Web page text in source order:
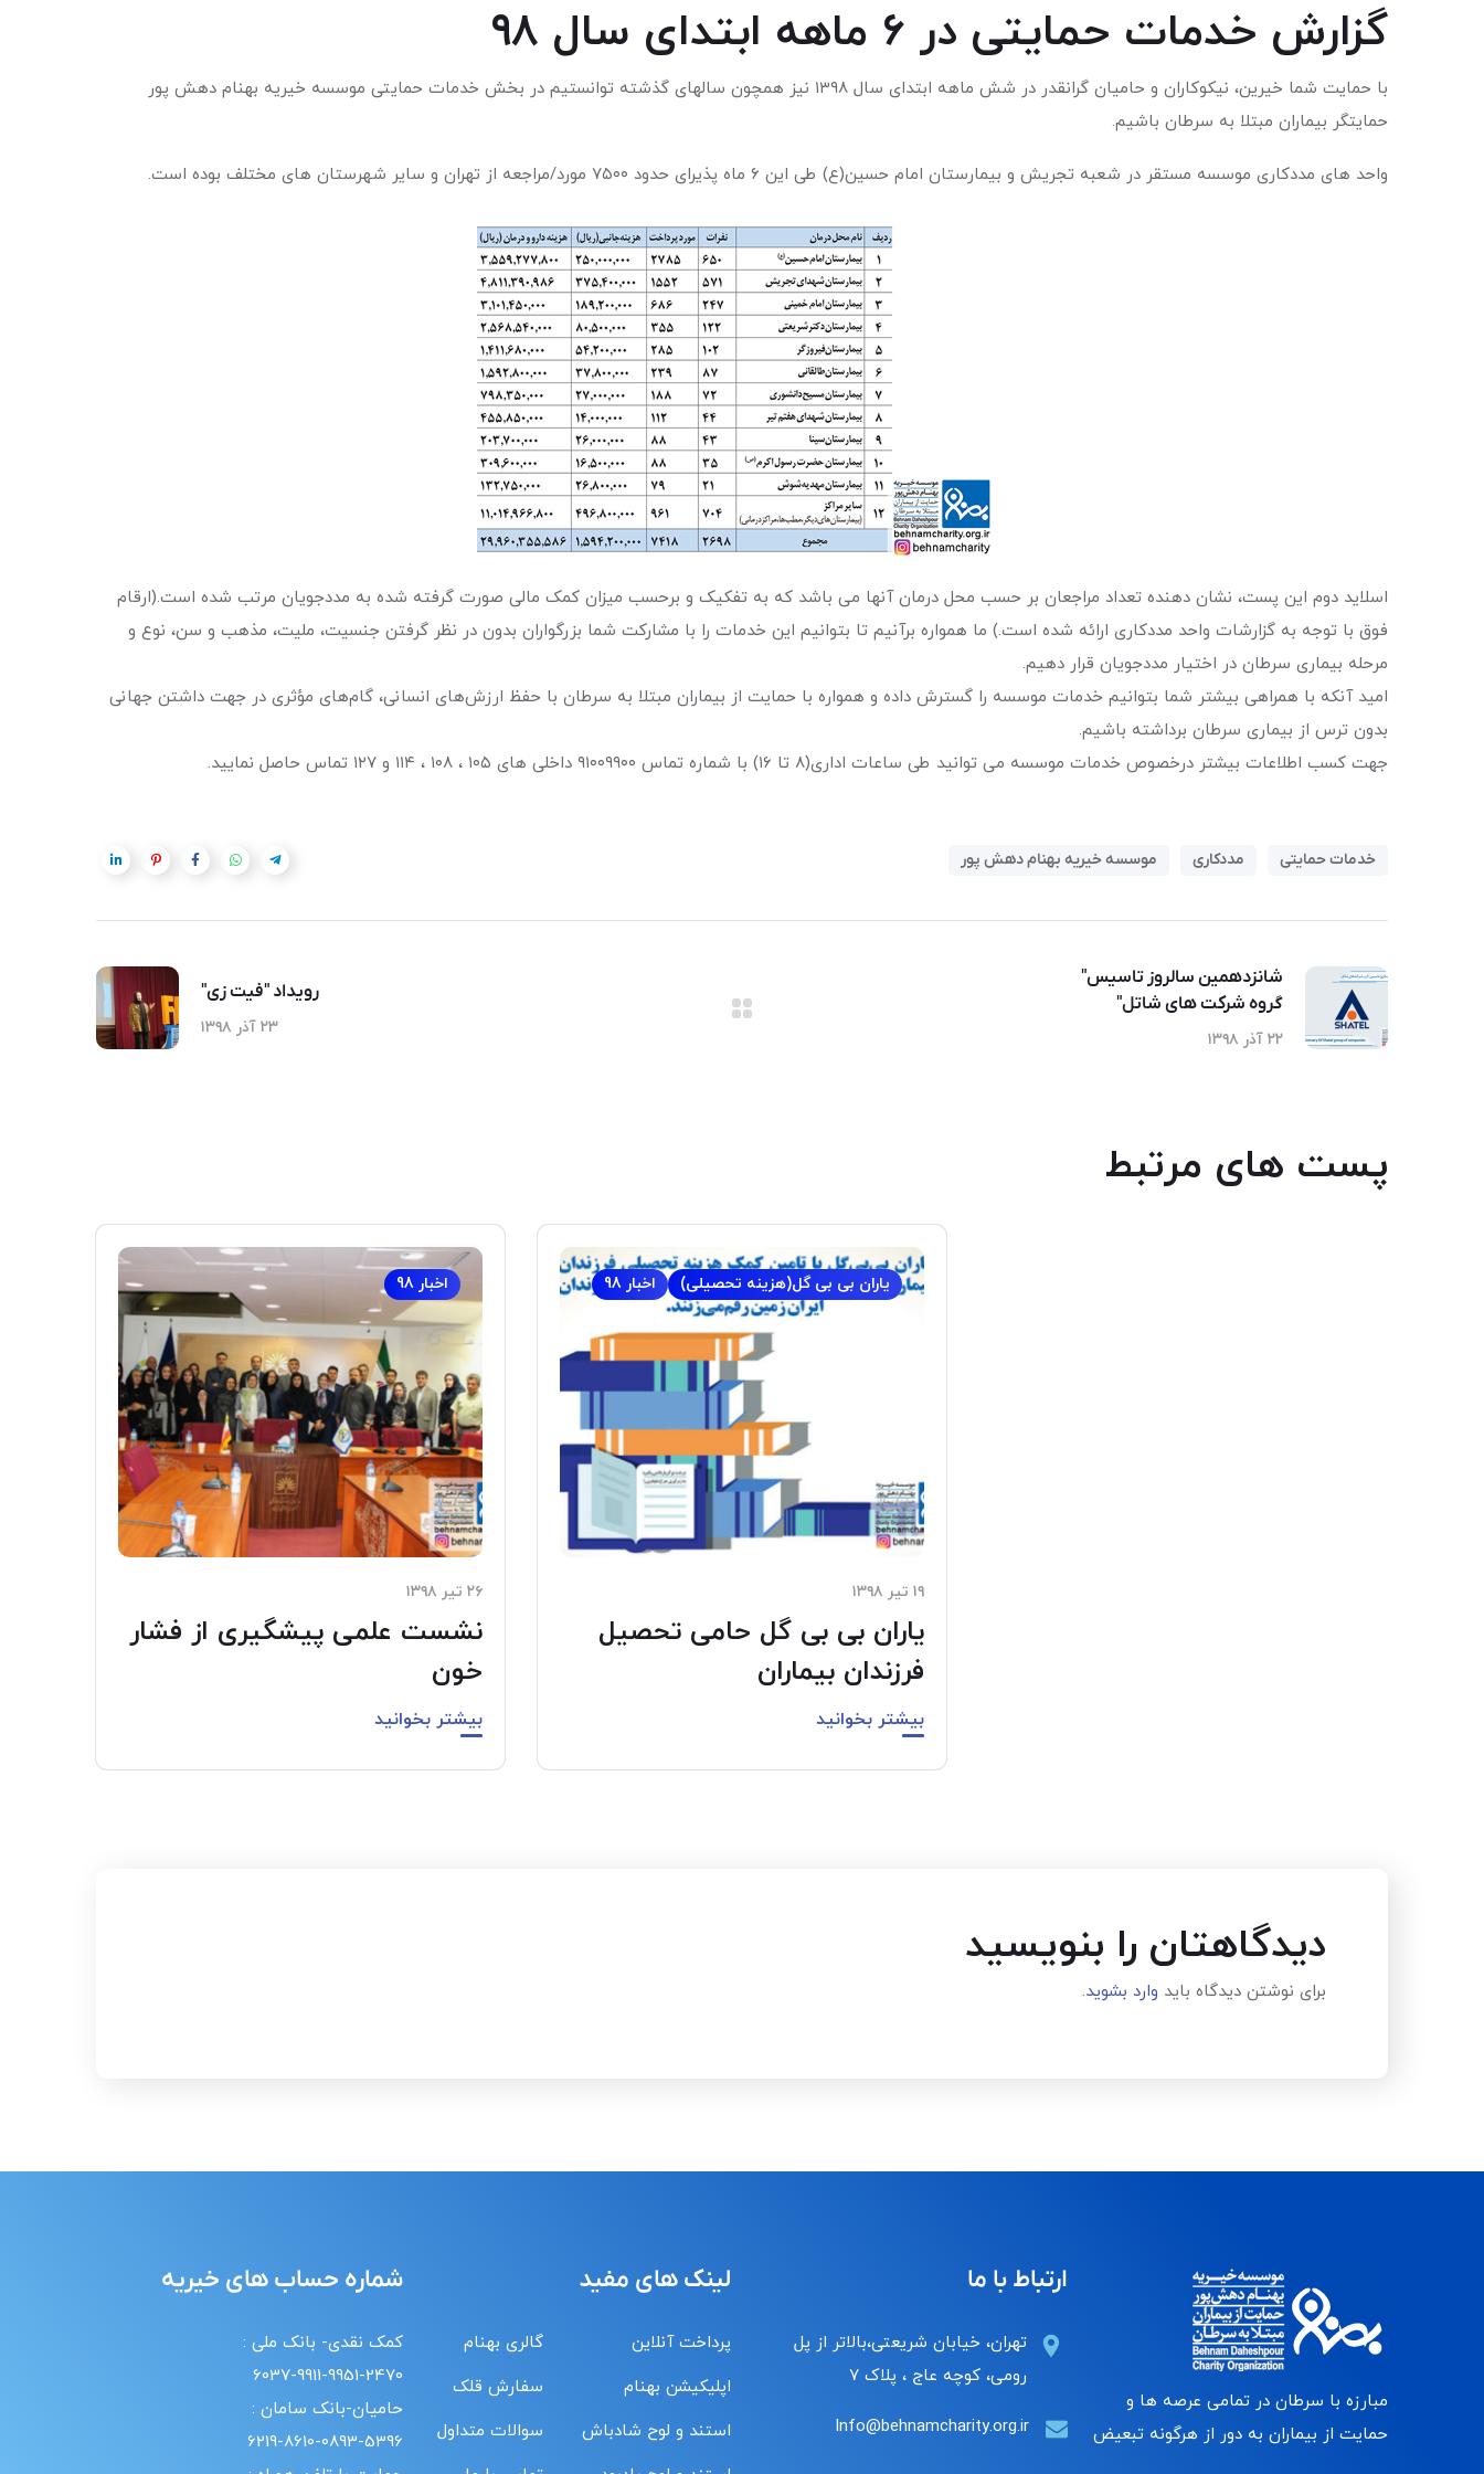
گزارش خدمات حمایتی در ۶ ماهه ابتدای سال ۹۸
با حمایت شما خیرین، نیکوکاران و حامیان گرانقدر در شش ماهه ابتدای سال ۱۳۹۸ نیز همچون سالهای گذشته توانستیم در بخش خدمات حمایتی موسسه خیریه بهنام دهش پور
حمایتگر بیماران مبتلا به سرطان باشیم.
واحد های مددکاری موسسه مستقر در شعبه تجریش و بیمارستان امام حسین(ع) طی این ۶ ماه پذیرای حدود ۷۵۰۰ مورد/مراجعه از تهران و سایر شهرستان های مختلف بوده است.
اسلاید دوم این پست، نشان دهنده تعداد مراجعان بر حسب محل درمان آنها می باشد که به تفکیک و برحسب میزان کمک مالی صورت گرفته شده به مددجویان مرتب شده است.(ارقام
فوق با توجه به گزارشات واحد مددکاری ارائه شده است.) ما همواره برآنیم تا بتوانیم این خدمات را با مشارکت شما بزرگواران بدون در نظر گرفتن جنسیت، ملیت، مذهب و سن، نوع و
مرحله بیماری سرطان در اختیار مددجویان قرار دهیم.
امید آنکه با همراهی بیشتر شما بتوانیم خدمات موسسه را گسترش داده و همواره با حمایت از بیماران مبتلا به سرطان با حفظ ارزش‌های انسانی، گام‌های مؤثری در جهت داشتن جهانی
بدون ترس از بیماری سرطان برداشته باشیم.
جهت کسب اطلاعات بیشتر درخصوص خدمات موسسه می توانید طی ساعات اداری(۸ تا ۱۶) با شماره تماس ۹۱۰۰۹۹۰۰ داخلی های ۱۰۵ ، ۱۰۸ ، ۱۱۴ و ۱۲۷ تماس حاصل نمایید.
خدمات حمایتی مددکاری موسسه خیریه بهنام دهش پور
شانزدهمین سالروز تاسیس"
گروه شرکت های شاتل"
۲۲ آذر ۱۳۹۸
رویداد "فیت زی"
۲۳ آذر ۱۳۹۸
پست های مرتبط
اخبار 98 یاران بی بی گل(هزینه تحصیلی)
۱۹ تیر ۱۳۹۸
یاران بی بی گل حامی تحصیل
فرزندان بیماران
بیشتر بخوانید
اخبار 98
۲۶ تیر ۱۳۹۸
نشست علمی پیشگیری از فشار
خون
بیشتر بخوانید
دیدگاهتان را بنویسید
برای نوشتن دیدگاه باید وارد بشوید.
مبارزه با سرطان در تمامی عرصه ها و
حمایت از بیماران به دور از هرگونه تبعیض
ارتباط با ما
تهران، خیابان شریعتی،بالاتر از پل
رومی، کوچه عاج ، پلاک ۷
Info@behnamcharity.org.ir
لینک های مفید
پرداخت آنلاین
اپلیکیشن بهنام
استند و لوح شادباش
گالری بهنام
سفارش قلک
سوالات متداول
شماره حساب های خیریه
کمک نقدی- بانک ملی :
6037-9911-9951-2470
حامیان-بانک سامان :
6219-8610-0893-5396